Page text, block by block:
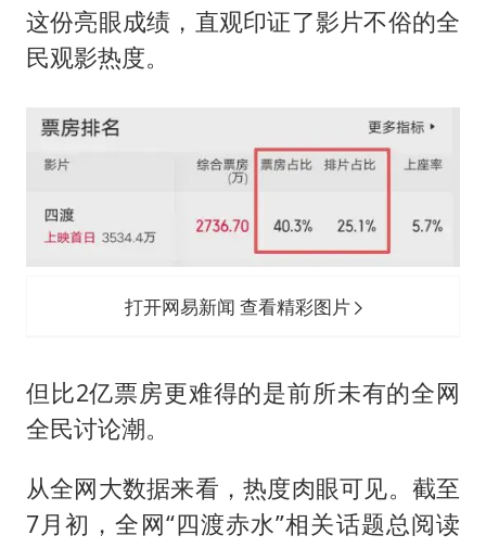
这份亮眼成绩，直观印证了影片不俗的全
民观影热度。
打开网易新闻 查看精彩图片
但比2亿票房更难得的是前所未有的全网
全民讨论潮。
从全网大数据来看，热度肉眼可见。截至
7月初，全网“四渡赤水”相关话题总阅读